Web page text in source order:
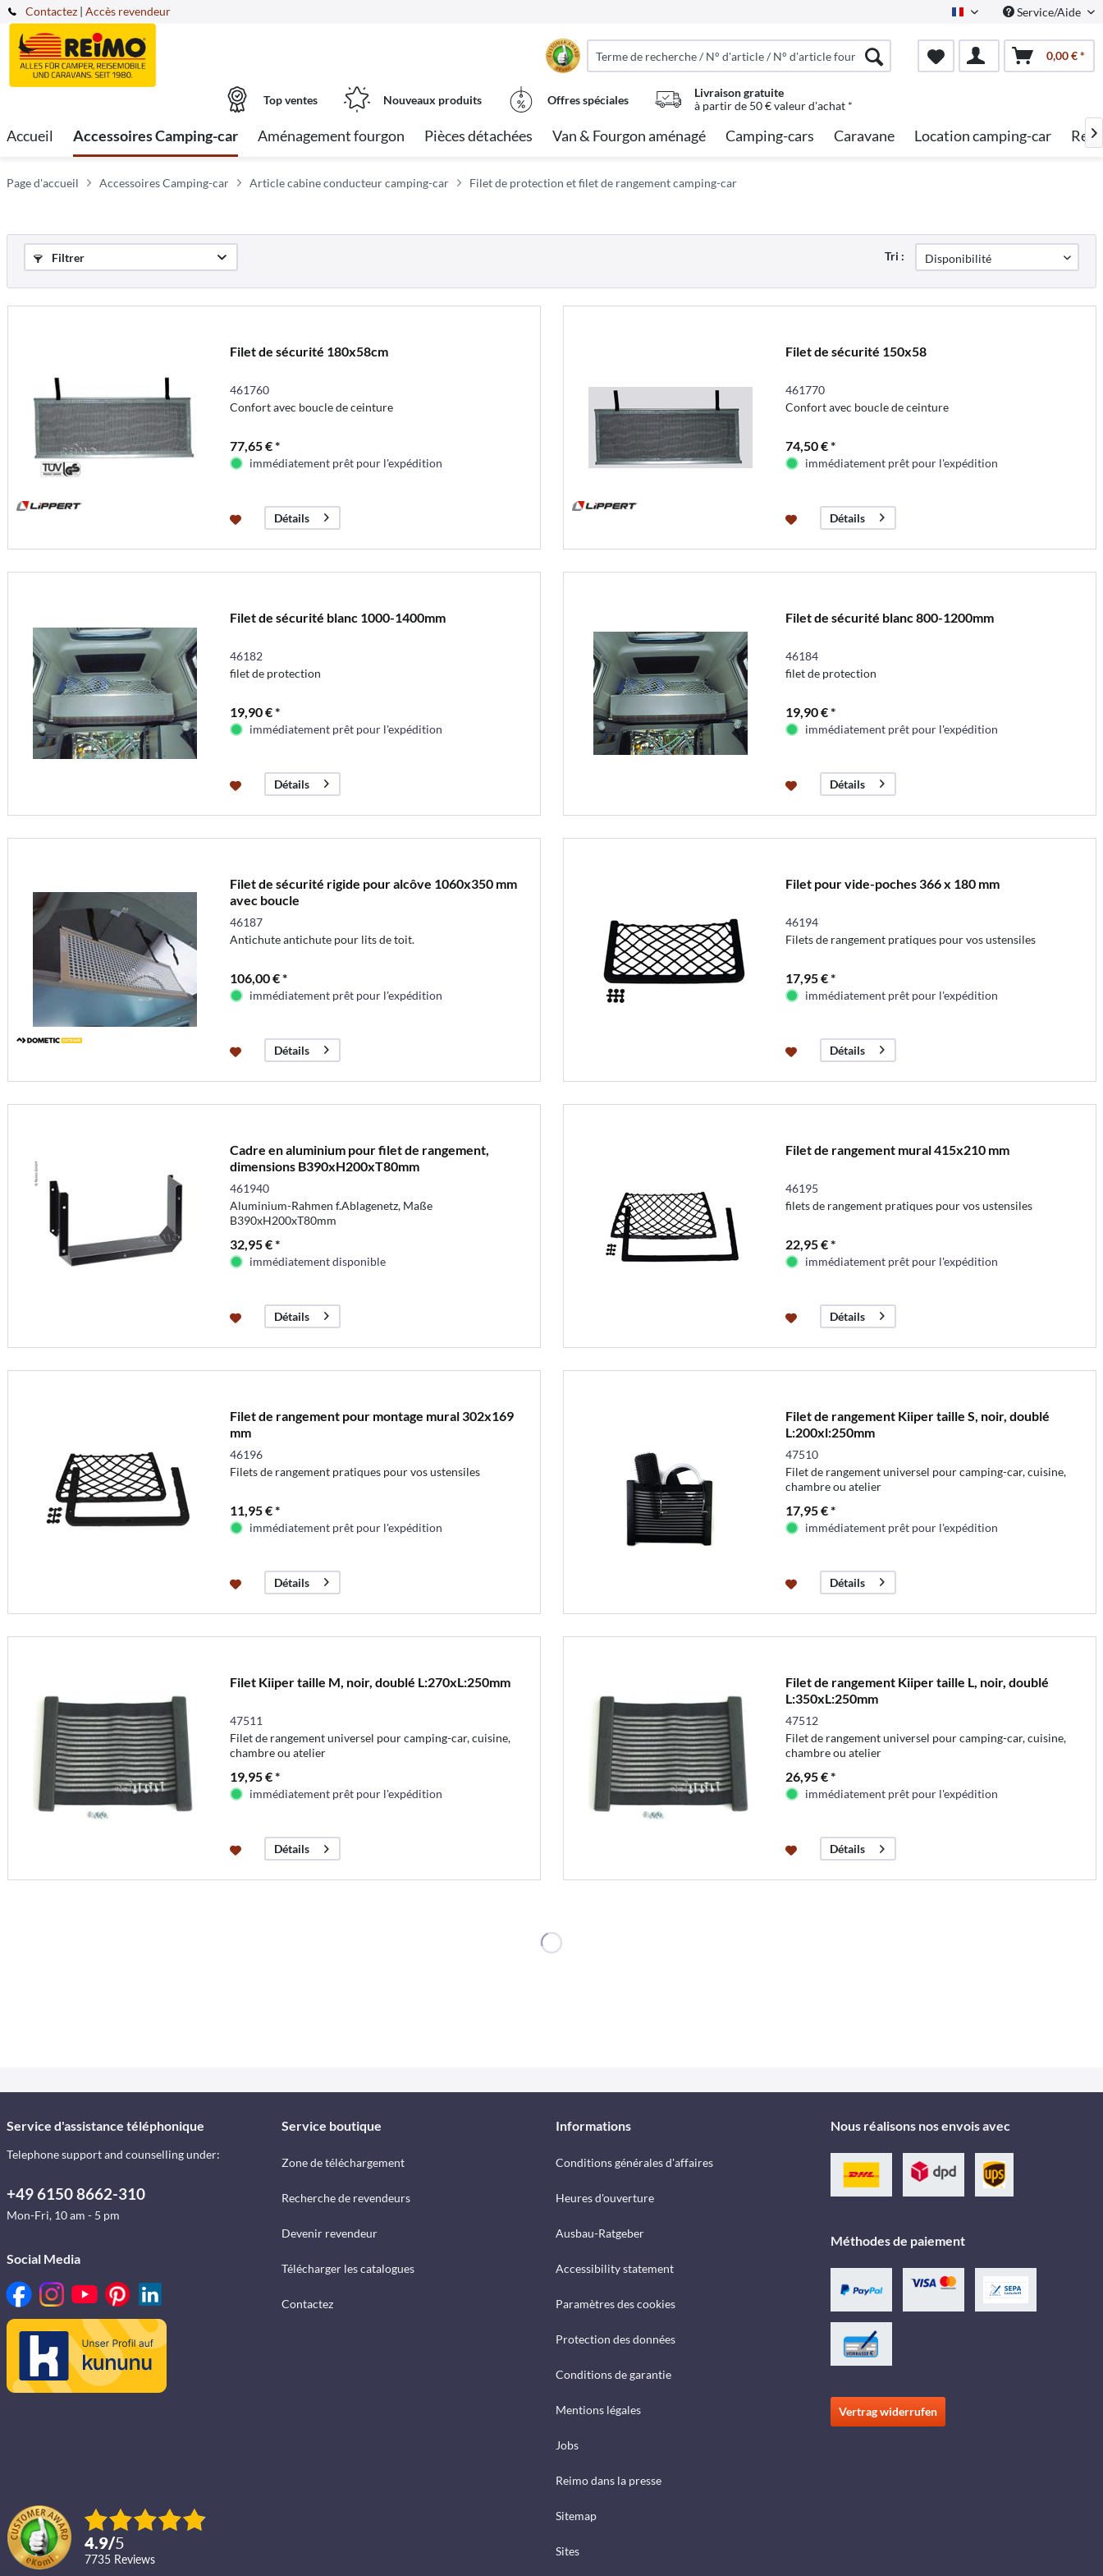
Contactez French Service/Aide
| Accès revendeur
0,00 € *
Top ventes Nouveaux produits Offres spéciales
Livraison gratuite
à partir de 50 € valeur d'achat *
Accueil Accessoires Camping-car Aménagement fourgon Pièces détachées Van & Fourgon aménagé Camping-cars Caravane Location camping-car 
Page d'accueil Accessoires Camping-car Article cabine conducteur camping-car Filet de protection et filet de rangement camping-car
Filtrer Tri :
Filet de sécurité 180x58cm
461760
Confort avec boucle de ceinture
77,65 € *
immédiatement prêt pour l'expédition
Détails
Filet de sécurité 150x58
461770
Confort avec boucle de ceinture
74,50 € *
immédiatement prêt pour l'expédition
Détails
Filet de sécurité blanc 1000-1400mm
46182
filet de protection
19,90 € *
immédiatement prêt pour l'expédition
Détails
Filet de sécurité blanc 800-1200mm
46184
filet de protection
19,90 € *
immédiatement prêt pour l'expédition
Détails
Filet de sécurité rigide pour alcôve 1060x350 mm
avec boucle
46187
Antichute antichute pour lits de toit.
106,00 € *
immédiatement prêt pour l'expédition
Détails
Filet pour vide-poches 366 x 180 mm
46194
Filets de rangement pratiques pour vos ustensiles
17,95 € *
immédiatement prêt pour l'expédition
Détails
Cadre en aluminium pour filet de rangement,
dimensions B390xH200xT80mm
461940
Aluminium-Rahmen f.Ablagenetz, Maße
B390xH200xT80mm
32,95 € *
immédiatement disponible
Détails
Filet de rangement mural 415x210 mm
46195
filets de rangement pratiques pour vos ustensiles
22,95 € *
immédiatement prêt pour l'expédition
Détails
Filet de rangement pour montage mural 302x169
mm
46196
Filets de rangement pratiques pour vos ustensiles
11,95 € *
immédiatement prêt pour l'expédition
Détails
Filet de rangement Kiiper taille S, noir, doublé
L:200xl:250mm
47510
Filet de rangement universel pour camping-car, cuisine,
chambre ou atelier
17,95 € *
immédiatement prêt pour l'expédition
Détails
Filet Kiiper taille M, noir, doublé L:270xL:250mm
47511
Filet de rangement universel pour camping-car, cuisine,
chambre ou atelier
19,95 € *
immédiatement prêt pour l'expédition
Détails
Filet de rangement Kiiper taille L, noir, doublé
L:350xL:250mm
47512
Filet de rangement universel pour camping-car, cuisine,
chambre ou atelier
26,95 € *
immédiatement prêt pour l'expédition
Détails
Service d'assistance téléphonique
Telephone support and counselling under:
+49 6150 8662-310
Mon-Fri, 10 am - 5 pm
Social Media
4.9/5
7735 reviews
Service boutique
Zone de téléchargement
Recherche de revendeurs
Devenir revendeur
Télécharger les catalogues
Contactez
Informations
Conditions générales d'affaires
Heures d'ouverture
Ausbau-Ratgeber
Accessibility statement
Paramètres des cookies
Protection des données
Conditions de garantie
Mentions légales
Jobs
Reimo dans la presse
Sitemap
Sites
Nous réalisons nos envois avec
Méthodes de paiement
Vertrag widerrufen